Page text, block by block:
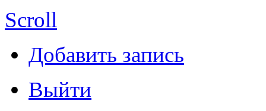
Scroll
Добавить запись
Выйти